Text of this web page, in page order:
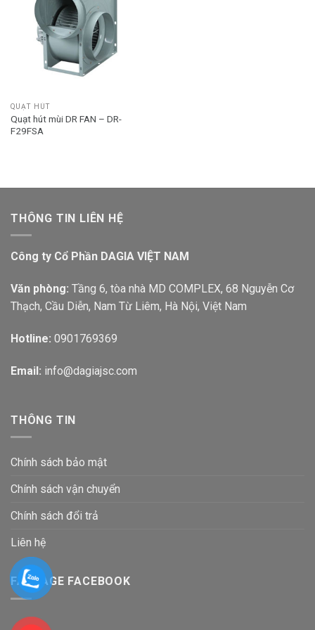
QUẠT HÚT
Quạt hút mùi DR FAN – DR-
F29FSA
THÔNG TIN LIÊN HỆ
Công ty Cổ Phần DAGIA VIỆT NAM
Văn phòng: Tầng 6, tòa nhà MD COMPLEX, 68 Nguyễn Cơ
Thạch, Cầu Diễn, Nam Từ Liêm, Hà Nội, Việt Nam
Hotline: 0901769369
Email: info@dagiajsc.com
THÔNG TIN
Chính sách bảo mật
Chính sách vận chuyển
Chính sách đổi trả
Liên hệ
FANPAGE FACEBOOK